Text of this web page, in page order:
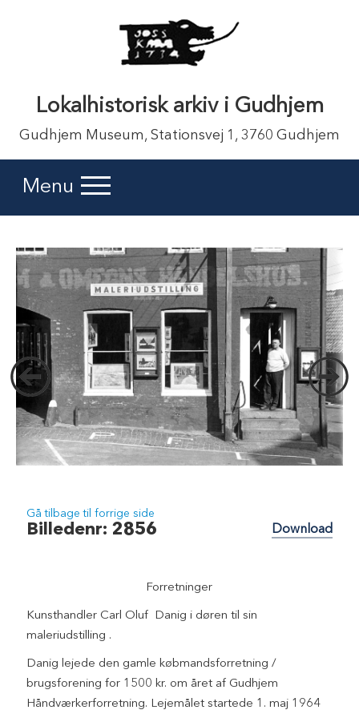
Lokalhistorisk arkiv i Gudhjem
Gudhjem Museum, Stationsvej 1, 3760 Gudhjem
Menu
Gå tilbage til forrige side
Billedenr: 2856 Download
Forretninger
Kunsthandler Carl Oluf Danig i døren til sin
maleriudstilling .
Danig lejede den gamle købmandsforretning /
brugsforening for 1500 kr. om året af Gudhjem
Håndværkerforretning. Lejemålet startede 1. maj 1964